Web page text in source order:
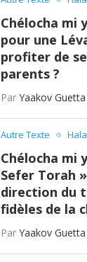
Chélocha mi
pour une
profiter de
parents ?
Par Yaakov Guetta
Autre Texte
Chélocha mi
Sefer Torah
direction du
fidèles de la
Par Yaakov Guetta